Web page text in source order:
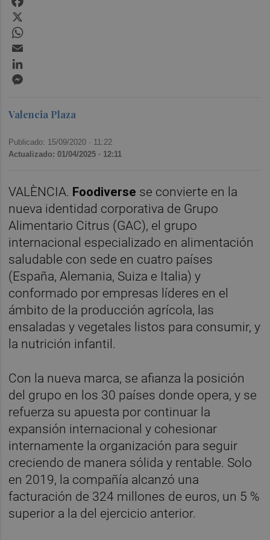
Valencia Plaza
Publicado: 15/09/2020 · 11:22
Actualizado: 01/04/2025 · 12:11
VALÈNCIA. Foodiverse se convierte en la
nueva identidad corporativa de Grupo
Alimentario Citrus (GAC), el grupo
internacional especializado en alimentación
saludable con sede en cuatro países
(España, Alemania, Suiza e Italia) y
conformado por empresas líderes en el
ámbito de la producción agrícola, las
ensaladas y vegetales listos para consumir, y
la nutrición infantil.
Con la nueva marca, se afianza la posición
del grupo en los 30 países donde opera, y se
refuerza su apuesta por continuar la
expansión internacional y cohesionar
internamente la organización para seguir
creciendo de manera sólida y rentable. Solo
en 2019, la compañía alcanzó una
facturación de 324 millones de euros, un 5 %
superior a la del ejercicio anterior.